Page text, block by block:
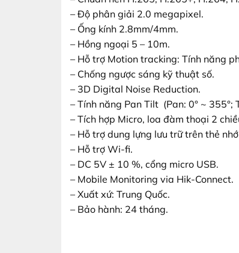
– Độ phân giải 2.0 megapixel.
– Ống kính 2.8mm/4mm.
– Hồng ngoại 5 – 10m.
– Hỗ trợ Motion tracking: Tính năng
– Chống ngược sáng kỹ thuật số.
– 3D Digital Noise Reduction.
– Tính năng Pan Tilt (Pan: 0° ~ 355°;
– Tích hợp Micro, loa đàm thoại 2
– Hỗ trợ dung lựng lưu trữ trên thẻ
– Hỗ trợ Wi-fi.
– DC 5V ± 10 %, cổng micro USB.
– Mobile Monitoring via Hik-Connect.
– Xuất xứ: Trung Quốc.
– Bảo hành: 24 tháng.